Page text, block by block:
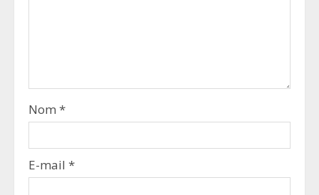
Nom *
E-mail *